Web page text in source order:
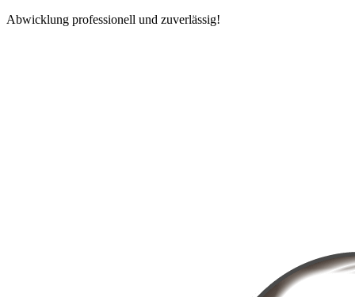
Abwicklung professionell und zuverlässig!